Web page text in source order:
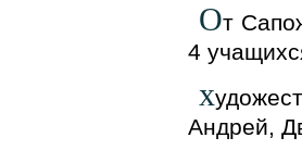
От
4
х
Андрей,